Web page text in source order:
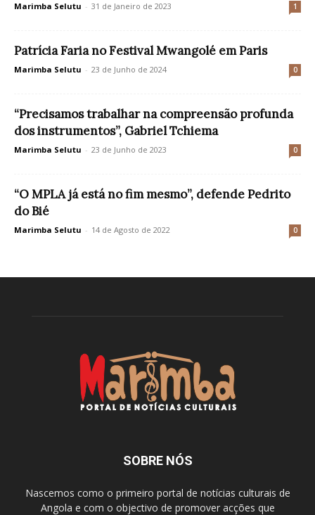
Marimba Selutu - 31 de Janeiro de 2023 1
Patrícia Faria no Festival Mwangolé em Paris
Marimba Selutu - 23 de Junho de 2024 0
“Precisamos trabalhar na compreensão profunda
dos instrumentos”, Gabriel Tchiema
Marimba Selutu - 23 de Junho de 2023 0
“O MPLA já está no fim mesmo”, defende Pedrito
do Bié
Marimba Selutu - 14 de Agosto de 2022 0
SOBRE NÓS
Nascemos como o primeiro portal de notícias culturais de
Angola e com o objectivo de promover acções que